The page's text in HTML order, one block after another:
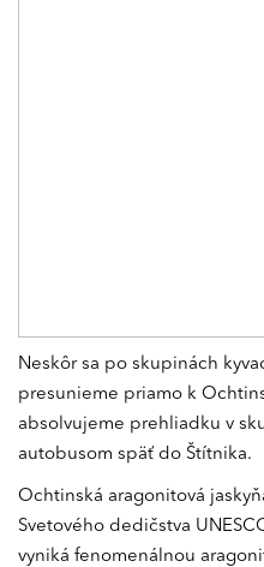
Neskôr sa po skupinách
presunieme priamo k
absolvujeme prehliadku v
autobusom späť do Štítnika.
Ochtinská aragonitová
Svetového dedičstva
vyniká fenomenálnou